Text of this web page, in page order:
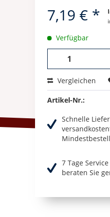
7,19 € *
Verfügbar
Vergleichen
Artikel-Nr.:
Schnelle
7 Tage
beraten Sie